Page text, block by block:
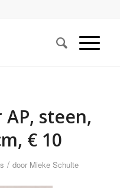
steen,
€ 10
/ door Mieke Schulte